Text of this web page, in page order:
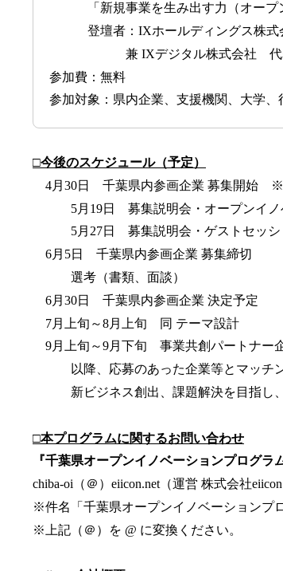
「新規事業を生み出す力（オープン
登壇者：IXホールディングス株式会
兼 IXデジタル株式会社 代表
参加費：無料
参加対象：県内企業、支援機関、大学
□今後のスケジュール（予定）
4月30日 千葉県内参画企業 募集開始 ※
5月19日 募集説明会・オープンイノベ
5月27日 募集説明会・ゲストセッショ
6月5日 千葉県内参画企業 募集締切
選考（書類、面談）
6月30日 千葉県内参画企業 決定予定
7月上旬～8月上旬 同 テーマ設計
9月上旬～9月下旬 事業共創パートナー企
以降、応募のあった企業等とマッチン
新ビジネス創出、課題解決を目指し、
□本プログラムに関するお問い合わせ
『千葉県オープンイノベーションプログラ
chiba-oi（＠）eiicon.net（運営 株式会社eiicon
※件名「千葉県オープンイノベーションプ
※上記（＠）を @ に変換ください。